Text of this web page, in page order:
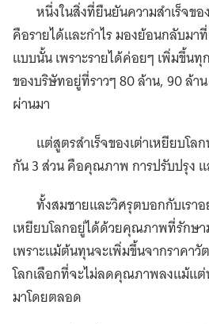
หนึ่งในสิ่งที่ยืนยันความสำเร็จข
คือรายได้และกำไร มองย้อนกลับมา
แบบนั้น เพราะรายได้ค่อยๆ เพิ่มขึ้น
ของบริษัทอยู่ที่ราวๆ 80 ล้าน, 90 ล้า
ผ่านมา
แต่สูตรสำเร็จของเต่าเหยียบโล
กัน 3 ส่วน คือคุณภาพ การปรับปรุง
ทั้งสมชายและวิศรุตบอกกับเรา
เหยียบโลกอยู่ได้ด้วยคุณภาพที่รักษ
เพราะแม้ต้นทุนจะเพิ่มขึ้นจากราคา
โลกเลือกที่จะไม่ลดคุณภาพลงแม้แ
มาโดยตลอด